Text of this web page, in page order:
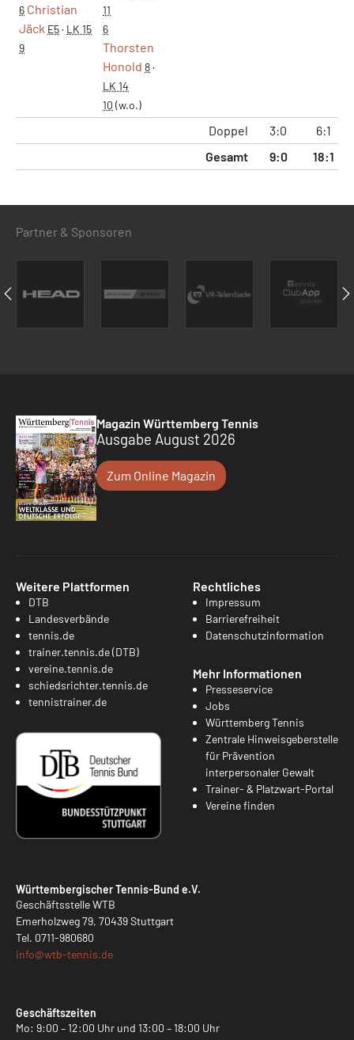
6 Christian
Jäck E5· LK 15
9
11
6
Thorsten
Honold 8·
LK 14
10 (w.o.)
Doppel 3:0 6:1
Gesamt
9:0 18:1
Partner & Sponsoren
Magazin Württemberg Tennis
Ausgabe August 2026
Zum Online Magazin
Weitere Plattformen
DTB
Landesverbände
tennis.de
trainer.tennis.de (DTB)
vereine.tennis.de
schiedsrichter.tennis.de
tennistrainer.de
Rechtliches
Impressum
Barrierefreiheit
Datenschutzinformation
Mehr Informationen
Presseservice
Jobs
Württemberg Tennis
Zentrale Hinweisgeberstelle
für Prävention
interpersonaler Gewalt
Trainer- & Platzwart-Portal
Vereine finden
Württembergischer Tennis-Bund e.V.
Geschäftsstelle WTB
Emerholzweg 79, 70439 Stuttgart
Tel. 0711-980680
info@wtb-tennis.de
Geschäftszeiten
Mo: 9:00 – 12:00 Uhr und 13:00 – 18:00 Uhr